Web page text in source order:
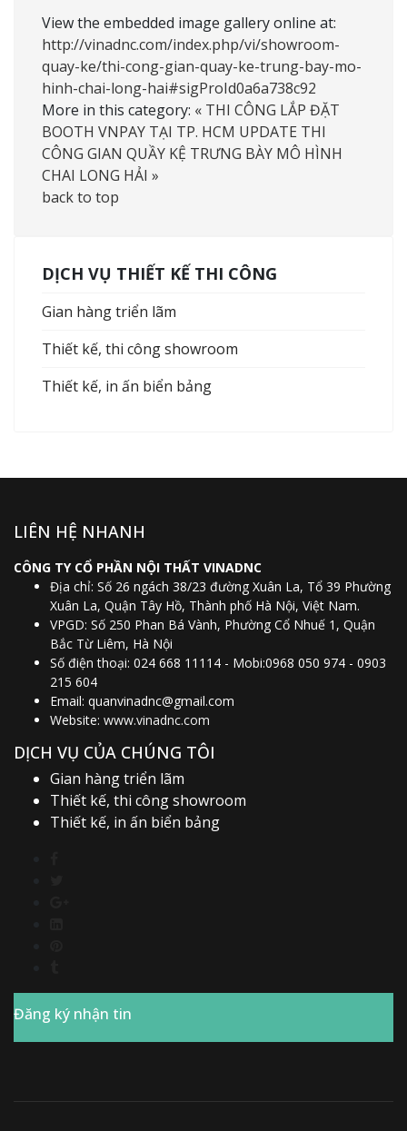
View the embedded image gallery online at:
http://vinadnc.com/index.php/vi/showroom-
quay-ke/thi-cong-gian-quay-ke-trung-bay-mo-
hinh-chai-long-hai#sigProId0a6a738c92
More in this category: « THI CÔNG LẮP ĐẶT
BOOTH VNPAY TẠI TP. HCM UPDATE THI
CÔNG GIAN QUẦY KỆ TRƯNG BÀY MÔ HÌNH
CHAI LONG HẢI »
back to top
DỊCH VỤ THIẾT KẾ THI CÔNG
Gian hàng triển lãm
Thiết kế, thi công showroom
Thiết kế, in ấn biển bảng
LIÊN HỆ NHANH
CÔNG TY CỔ PHẦN NỘI THẤT VINADNC
Địa chỉ: Số 26 ngách 38/23 đường Xuân La, Tổ 39 Phường
Xuân La, Quận Tây Hồ, Thành phố Hà Nội, Việt Nam.
VPGD: Số 250 Phan Bá Vành, Phường Cổ Nhuế 1, Quận
Bắc Từ Liêm, Hà Nội
Số điện thoại: 024 668 11114 - Mobi:0968 050 974 - 0903
215 604
Email: quanvinadnc@gmail.com
Website: www.vinadnc.com
DỊCH VỤ CỦA CHÚNG TÔI
Gian hàng triển lãm
Thiết kế, thi công showroom
Thiết kế, in ấn biển bảng
Đăng ký nhận tin